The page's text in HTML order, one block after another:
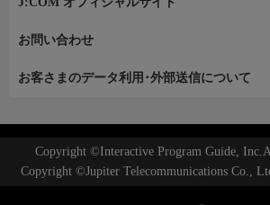
お問い合わせ
お客さまのデータ利用･外部送信について
Copyright ©Interactive Program Guide,
Copyright ©Jupiter Telecommunications Co.,